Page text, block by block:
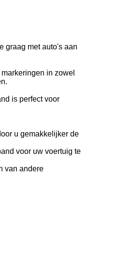
graag met auto's aan
in zowel
is perfect voor
u gemakkelijker de
voor uw voertuig te
van andere